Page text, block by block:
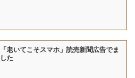
「老いてこそスマホ」読売新聞広告でま
した